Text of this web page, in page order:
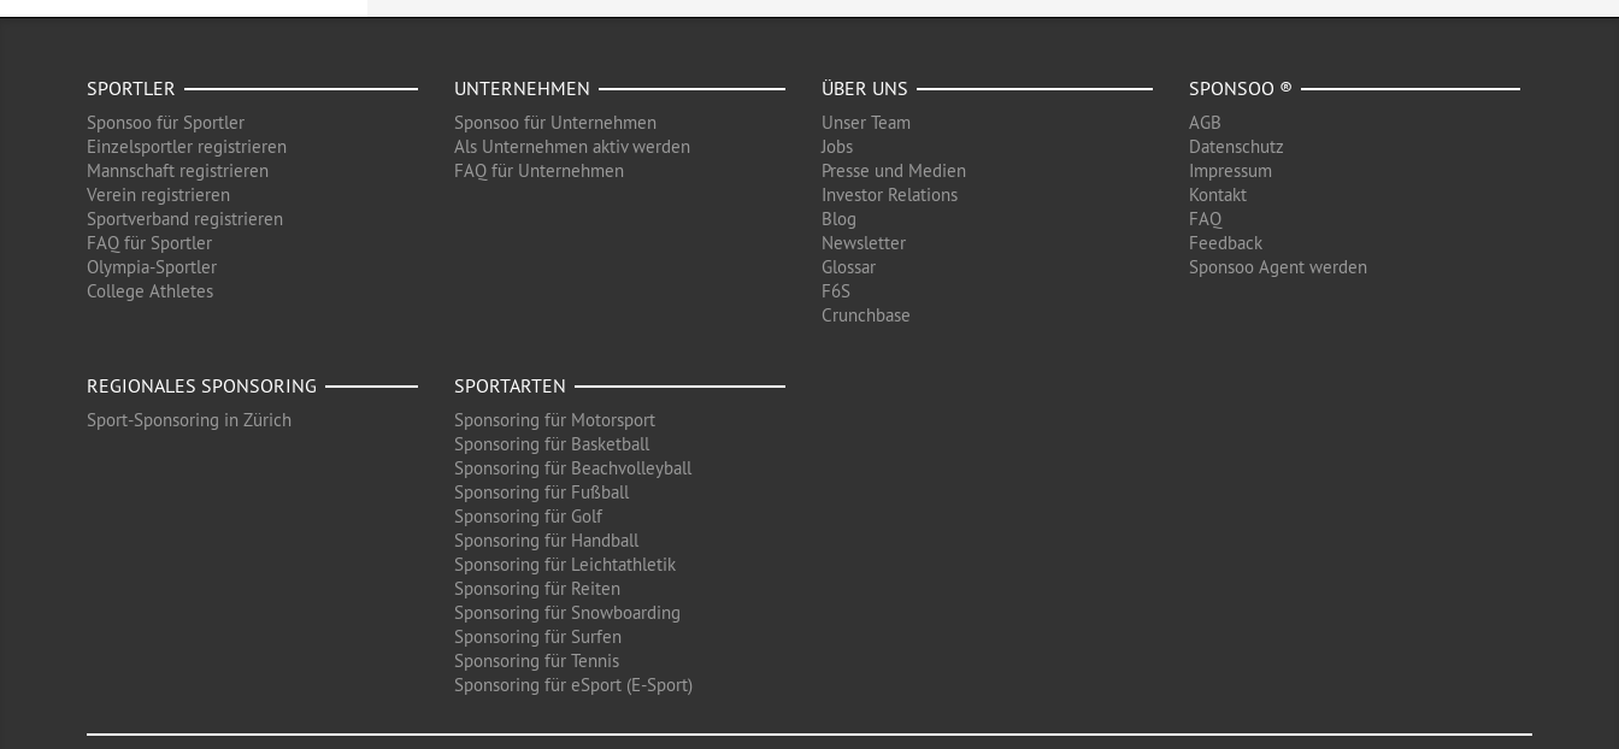
SPORTLER
Sponsoo für Sportler
Einzelsportler registrieren
Mannschaft registrieren
Verein registrieren
Sportverband registrieren
FAQ für Sportler
Olympia-Sportler
College Athletes
UNTERNEHMEN
Sponsoo für Unternehmen
Als Unternehmen aktiv werden
FAQ für Unternehmen
ÜBER UNS
Unser Team
Jobs
Presse und Medien
Investor Relations
Blog
Newsletter
Glossar
F6S
Crunchbase
SPONSOO ®
AGB
Datenschutz
Impressum
Kontakt
FAQ
Feedback
Sponsoo Agent werden
REGIONALES SPONSORING
Sport-Sponsoring in Zürich
SPORTARTEN
Sponsoring für Motorsport
Sponsoring für Basketball
Sponsoring für Beachvolleyball
Sponsoring für Fußball
Sponsoring für Golf
Sponsoring für Handball
Sponsoring für Leichtathletik
Sponsoring für Reiten
Sponsoring für Snowboarding
Sponsoring für Surfen
Sponsoring für Tennis
Sponsoring für eSport (E-Sport)